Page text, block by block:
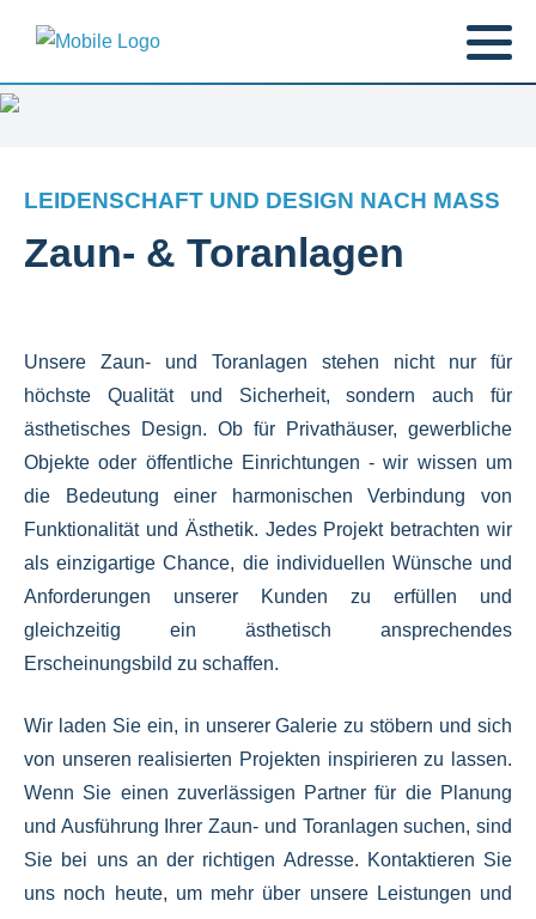
LEIDENSCHAFT UND DESIGN NACH MASS
Zaun- & Toranlagen
Unsere Zaun- und Toranlagen stehen nicht nur für
höchste Qualität und Sicherheit, sondern auch für
ästhetisches Design. Ob für Privathäuser, gewerbliche
Objekte oder öffentliche Einrichtungen - wir wissen um
die Bedeutung einer harmonischen Verbindung von
Funktionalität und Ästhetik. Jedes Projekt betrachten wir
als einzigartige Chance, die individuellen Wünsche und
Anforderungen unserer Kunden zu erfüllen und
gleichzeitig ein ästhetisch ansprechendes
Erscheinungsbild zu schaffen.
Wir laden Sie ein, in unserer Galerie zu stöbern und sich
von unseren realisierten Projekten inspirieren zu lassen.
Wenn Sie einen zuverlässigen Partner für die Planung
und Ausführung Ihrer Zaun- und Toranlagen suchen, sind
Sie bei uns an der richtigen Adresse. Kontaktieren Sie
uns noch heute, um mehr über unsere Leistungen und